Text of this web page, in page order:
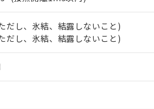
し、氷結、結露しないこと)
し、氷結、結露しないこと)